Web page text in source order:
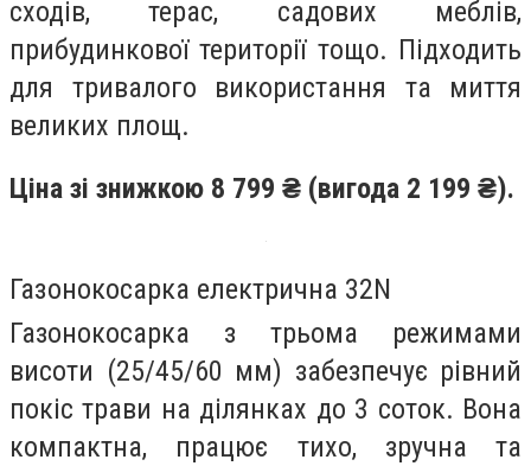
сходів, терас, садових меблів,
прибудинкової території тощо. Підходить
для тривалого використання та миття
великих площ.
Ціна зі знижкою 8 799 ₴ (вигода 2 199 ₴).
Газонокосарка електрична 32N
Газонокосарка з трьома режимами
висоти (25/45/60 мм) забезпечує рівний
покіс трави на ділянках до 3 соток. Вона
компактна, працює тихо, зручна та